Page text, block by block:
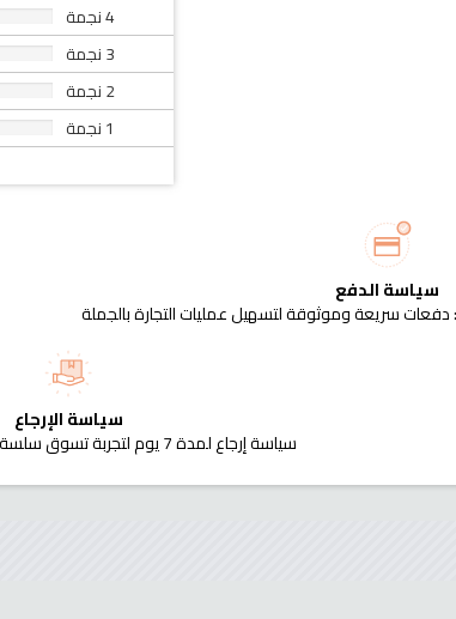
4 نجمة
3 نجمة
2 نجمة
1 نجمة
سياسة الدفع
دفعات سريعة وموثوقة لتسهيل عمليات التجارة بالجملة
سياسة الإرجاع
سياسة إرجاع لمدة 7 يوم لتجربة تسوق سلسة. تطبق الشروط والأحكام